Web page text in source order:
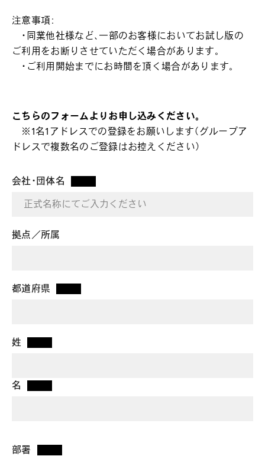
注意事項：
・同業他社様など、一部のお客様においてお試し版の
ご利用をお断りさせていただく場合があります。
・ご利用開始までにお時間を頂く場合があります。
こちらのフォームよりお申し込みください。
※1名1アドレスでの登録をお願いします（グループア
ドレスで複数名のご登録はお控えください）
会社・団体名
拠点／所属
都道府県
姓
名
部署